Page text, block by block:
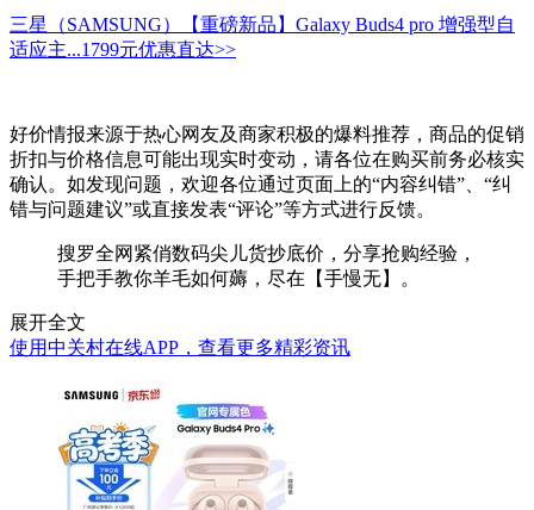
三星（SAMSUNG）【重磅新品】Galaxy Buds4 pro 增强型自
适应主...1799元优惠直达>>
好价情报来源于热心网友及商家积极的爆料推荐，商品的促销
折扣与价格信息可能出现实时变动，请各位在购买前务必核实
确认。如发现问题，欢迎各位通过页面上的“内容纠错”、“纠
错与问题建议”或直接发表“评论”等方式进行反馈。
搜罗全网紧俏数码尖儿货抄底价，分享抢购经验，
手把手教你羊毛如何薅，尽在【手慢无】。
展开全文
使用中关村在线APP，查看更多精彩资讯